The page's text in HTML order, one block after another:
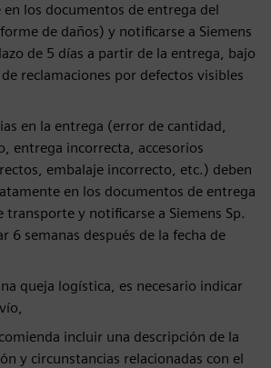
los documentos de entrega del
de daños) y notificarse a Siemens
de 5 días a partir de la entrega, bajo
reclamaciones por defectos visibles
en la entrega (error de cantidad,
entrega incorrecta, accesorios
embalaje incorrecto, etc.) deben
en los documentos de entrega
transporte y notificarse a Siemens Sp.
6 semanas después de la fecha de
queja logística, es necesario indicar
incluir una descripción de la
y circunstancias relacionadas con el